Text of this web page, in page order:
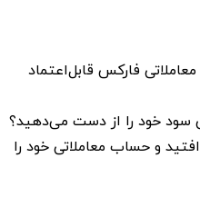
فارکس قابل‌اعتماد
خود را از دست می‌دهید؟
و حساب معاملاتی خود را